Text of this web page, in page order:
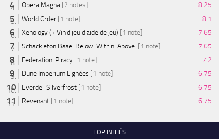
Opera Magna [2 notes]
8.25
World Order [1 note]
8.1
Xenology (+ Vin d'jeu d'aide de jeu) [1 note]
7.65
Schackleton Base: Below. Within. Above. [1 note]
7.65
Federation: Piracy [1 note]
7.2
Dune Imperium Lignées [1 note]
6.75
Everdell Silverfrost [1 note]
6.75
Revenant [1 note] 6.75
TOP INITIÉS